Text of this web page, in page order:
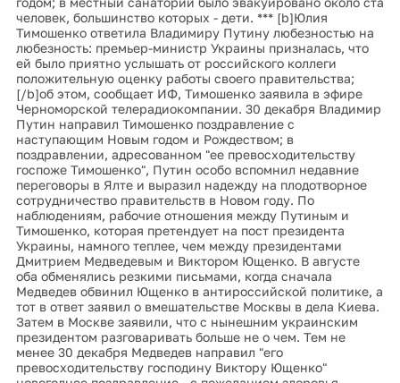
человек, большинство которых - дети. *** [b]Юлия
Тимошенко ответила Владимиру Путину любезностью на
любезность: премьер-министр Украины призналась, что
ей было приятно услышать от российского коллеги
положительную оценку работы своего правительства;
[/b]об этом, сообщает ИФ, Тимошенко заявила в эфире
Черноморской телерадиокомпании. 30 декабря Владимир
Путин направил Тимошенко поздравление с
наступающим Новым годом и Рождеством; в
поздравлении, адресованном "ее превосходительству
госпоже Тимошенко", Путин особо вспомнил недавние
переговоры в Ялте и выразил надежду на плодотворное
сотрудничество правительств в Новом году. По
наблюдениям, рабочие отношения между Путиным и
Тимошенко, которая претендует на пост президента
Украины, намного теплее, чем между президентами
Дмитрием Медведевым и Виктором Ющенко. В августе
оба обменялись резкими письмами, когда сначала
Медведев обвинил Ющенко в антироссийской политике, а
тот в ответ заявил о вмешательстве Москвы в дела Киева.
Затем в Москве заявили, что с нынешним украинским
президентом разговаривать больше не о чем. Тем не
менее 30 декабря Медведев направил "его
превосходительству господину Виктору Ющенко"